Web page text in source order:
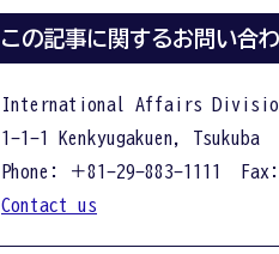
この記事に関するお問い合
International Affairs
1-1-1 Kenkyugakuen, Tsukuba
Phone: ＋81-29-883-1111
Contact us